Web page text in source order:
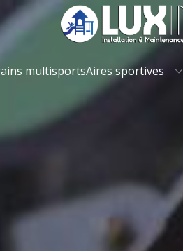
multisportsAires sportives